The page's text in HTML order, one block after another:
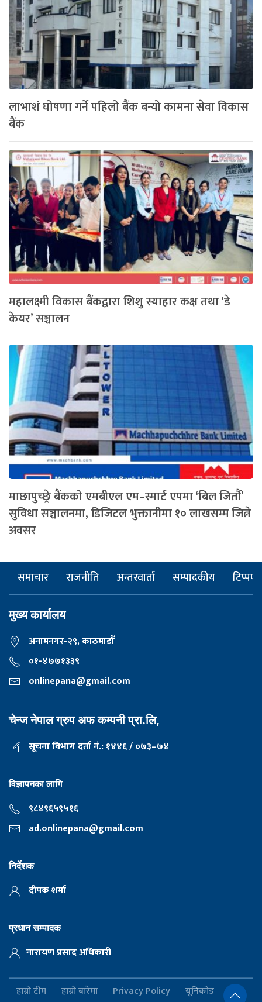
लाभाशं घोषणा गर्ने पहिलो बैंक बन्यो कामना सेवा विकास
बैंक
महालक्ष्मी विकास बैंकद्वारा शिशु स्याहार कक्ष तथा ‘डे
केयर’ सञ्चालन
माछापुच्छ्रे बैंकको एमबीएल एम–स्मार्ट एपमा ‘बिल जितौं’
सुविधा सञ्चालनमा, डिजिटल भुक्तानीमा १० लाखसम्म जित्ने
अवसर
समाचार राजनीति अन्तरवार्ता सम्पादकीय टिप्पणी
मुख्य कार्यालय
अनामनगर-२९, काठमाडाैँ
०१-४७७१३३९
onlinepana@gmail.com
चेन्ज नेपाल ग्रुप अफ कम्पनी प्रा.लि,
सूचना विभाग दर्ता नं.: १४४६ / ०७३–७४
विज्ञापनका लागि
९८४९६५९५१६
ad.onlinepana@gmail.com
निर्देशक
दीपक शर्मा
प्रधान सम्पादक
नारायण प्रसाद अधिकारी
हाम्रो टीम हाम्रो बारेमा Privacy Policy यूनिकोड